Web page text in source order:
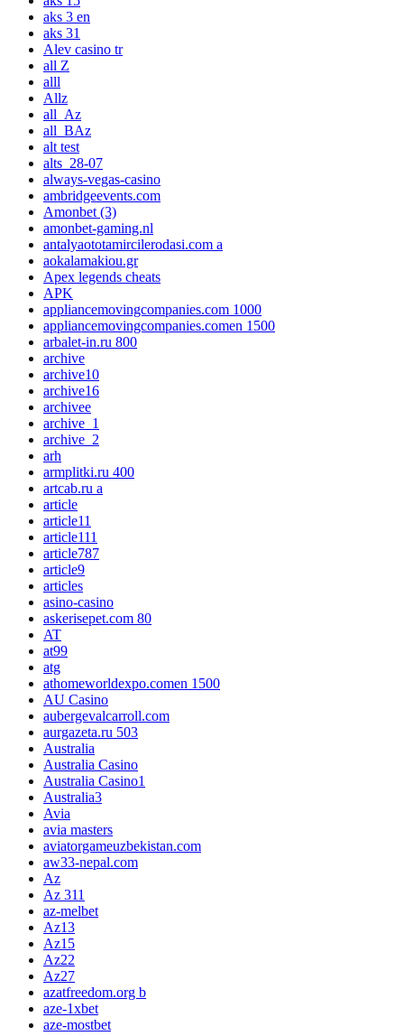
aks 3 en
aks 31
Alev casino tr
all Z
alll
Allz
all_Az
all_BAz
alt test
alts_28-07
always-vegas-casino
ambridgeevents.com
Amonbet (3)
amonbet-gaming.nl
antalyaototamircilerodasi.com a
aokalamakiou.gr
Apex legends cheats
APK
appliancemovingcompanies.com 1000
appliancemovingcompanies.comen 1500
arbalet-in.ru 800
archive
archive10
archive16
archivee
archive_1
archive_2
arh
armplitki.ru 400
artcab.ru a
article
article11
article111
article787
article9
articles
asino-casino
askerisepet.com 80
AT
at99
atg
athomeworldexpo.comen 1500
AU Casino
aubergevalcarroll.com
aurgazeta.ru 503
Australia
Australia Casino
Australia Casino1
Australia3
Avia
avia masters
aviatorgameuzbekistan.com
aw33-nepal.com
Az
Az 311
az-melbet
Az13
Az15
Az22
Az27
azatfreedom.org b
aze-1xbet
aze-mostbet